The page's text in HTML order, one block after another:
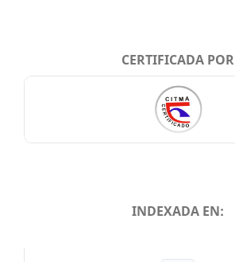
CERTIFICADA POR
INDEXADA EN: